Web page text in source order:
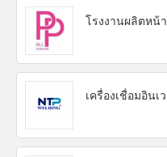
โรงงานผลิตหน้
เครื่องเชื่อมอิน